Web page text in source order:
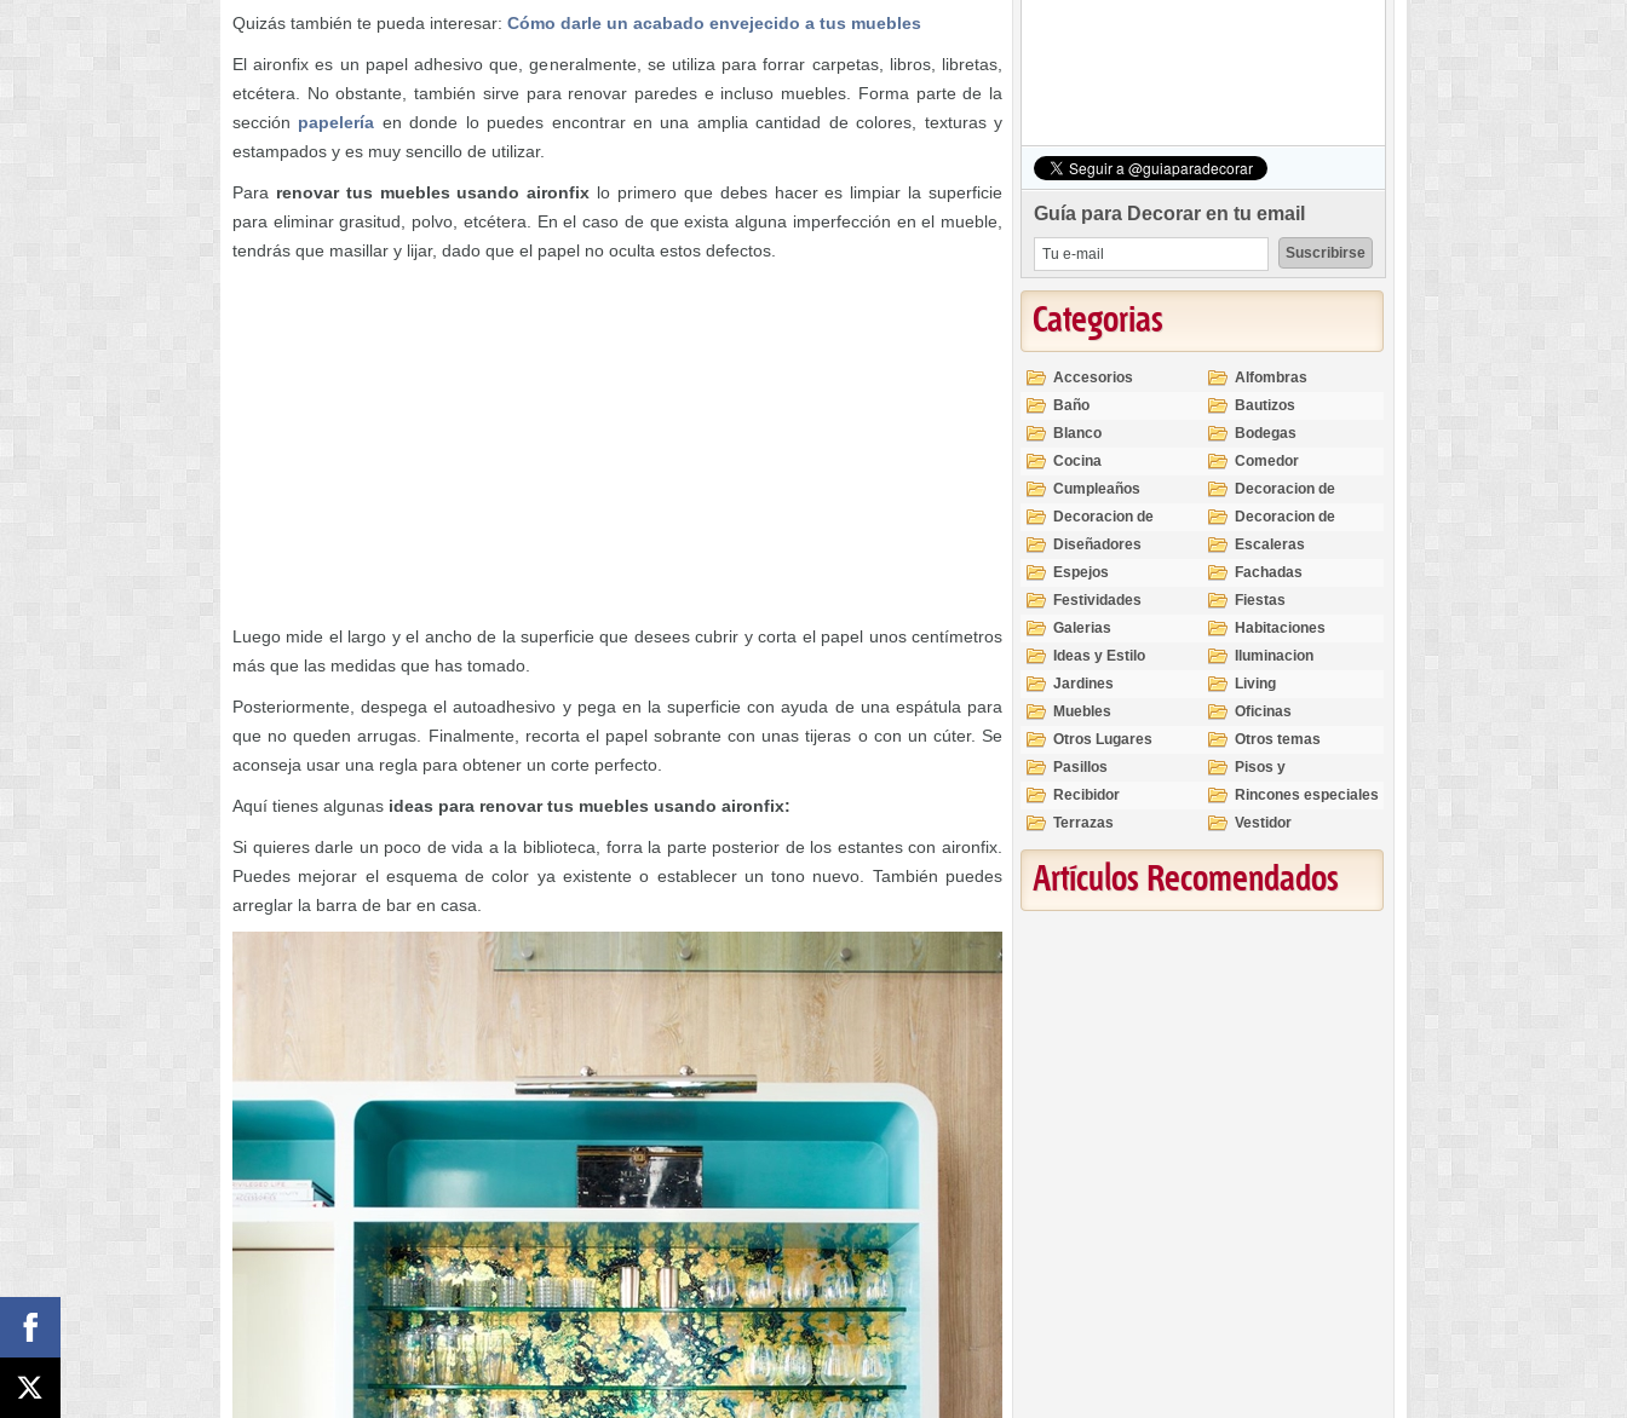
Quizás también te pueda interesar: Cómo darle un acabado envejecido a tus muebles
El aironfix es un papel adhesivo que, generalmente, se utiliza para forrar carpetas, libros, libretas,
etcétera. No obstante, también sirve para renovar paredes e incluso muebles. Forma parte de la
sección papelería en donde lo puedes encontrar en una amplia cantidad de colores, texturas y
estampados y es muy sencillo de utilizar.
Para renovar tus muebles usando aironfix lo primero que debes hacer es limpiar la superficie
para eliminar grasitud, polvo, etcétera. En el caso de que exista alguna imperfección en el mueble,
tendrás que masillar y lijar, dado que el papel no oculta estos defectos.
Luego mide el largo y el ancho de la superficie que desees cubrir y corta el papel unos centímetros
más que las medidas que has tomado.
Posteriormente, despega el autoadhesivo y pega en la superficie con ayuda de una espátula para
que no queden arrugas. Finalmente, recorta el papel sobrante con unas tijeras o con un cúter. Se
aconseja usar una regla para obtener un corte perfecto.
Aquí tienes algunas ideas para renovar tus muebles usando aironfix:
Si quieres darle un poco de vida a la biblioteca, forra la parte posterior de los estantes con aironfix.
Puedes mejorar el esquema de color ya existente o establecer un tono nuevo. También puedes
arreglar la barra de bar en casa.
Guía para Decorar en tu email
Categorias
Accesorios
Alfombras
Baño
Bautizos
Blanco
Bodegas
Cocina
Comedor
Cumpleaños
Decoracion de
Exteriores
Decoracion de
Interiores
Decoracion de
Ocasiones
Diseñadores
Escaleras
Espejos
Fachadas
Festividades
Fiestas
Galerias
Habitaciones
Ideas y Estilo
Iluminacion
Jardines
Living
Muebles
Oficinas
Otros Lugares
Otros temas
Pasillos
Pisos y
revestimientos
Recibidor
Rincones especiales
Terrazas
Vestidor
Artículos Recomendados